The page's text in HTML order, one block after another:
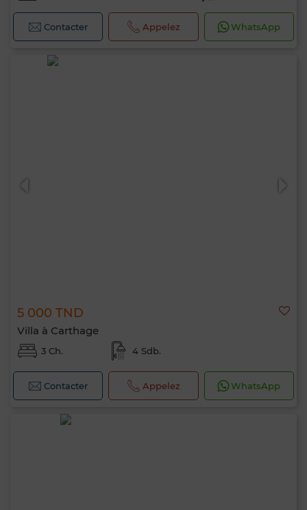
Contacter Appelez WhatsApp
5 000 TND
Villa à Carthage
3 Ch. 4 Sdb.
Contacter Appelez WhatsApp